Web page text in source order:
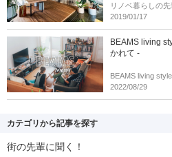
リノベ暮らしの先
2019/01/17
BEAMS living
かれて -
BEAMS living style
2022/08/29
カテゴリから記事を探す
街の先輩に聞く！